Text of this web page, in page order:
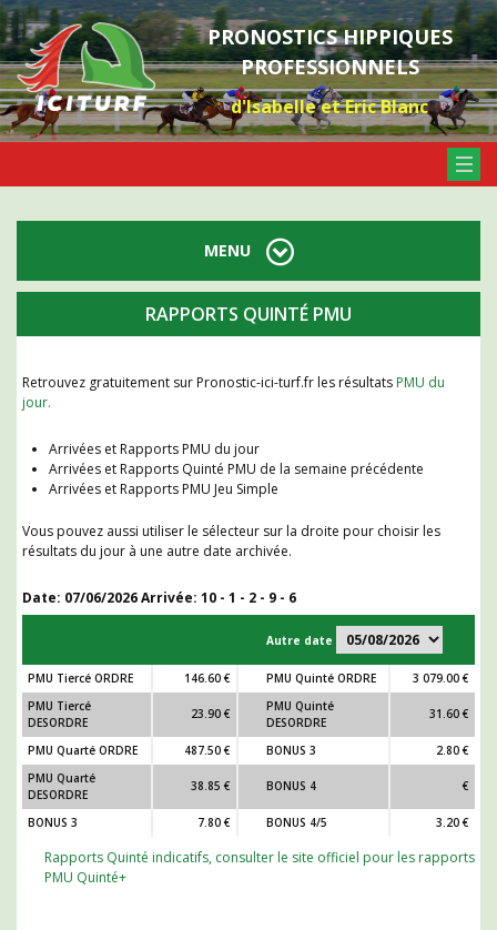
PRONOSTICS HIPPIQUES
PROFESSIONNELS
d'Isabelle et Eric Blanc
RAPPORTS QUINTÉ PMU
Retrouvez gratuitement sur Pronostic-ici-turf.fr les résultats PMU du
jour.
Arrivées et Rapports PMU du jour
Arrivées et Rapports Quinté PMU de la semaine précédente
Arrivées et Rapports PMU Jeu Simple
Vous pouvez aussi utiliser le sélecteur sur la droite pour choisir les
résultats du jour à une autre date archivée.
Date: 07/06/2026Arrivée: 10 - 1 - 2 - 9 - 6
Autre date
PMU Tiercé ORDRE 146.60 € PMU Quinté ORDRE
3 079.00 €
PMU Tiercé
DESORDRE
23.90 €
PMU Quinté
DESORDRE
31.60 €
PMU Quarté ORDRE 487.50 € BONUS 3
2.80 €
PMU Quarté
DESORDRE
38.85 € BONUS 4 €
BONUS 3 7.80 € BONUS 4/5 3.20 €
Rapports Quinté indicatifs, consulter le site officiel pour les rapports
PMU Quinté+
MENU